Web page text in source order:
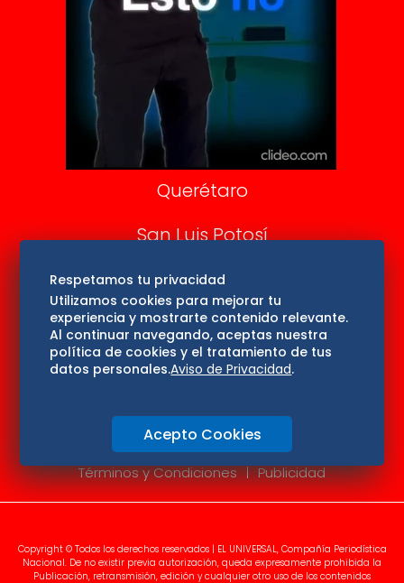
DeDinero
Confabulario
Aviso Oportuno
Consultas
Querétaro
San Luis Potosí
Edomex
Consultas
Hidalgo
Oaxaca
Aviso de privacidad
Directorio
Términos y Condiciones
Publicidad
Copyright © Todos los derechos reservados | EL UNIVERSAL, Compañía Periodística
Nacional. De no existir previa autorización, queda expresamente prohibida la
Publicación, retransmisión, edición y cualquier otro uso de los contenidos
Respetamos tu privacidad
Utilizamos cookies para mejorar tu
experiencia y mostrarte contenido relevante.
Al continuar navegando, aceptas nuestra
política de cookies y el tratamiento de tus
datos personales.Aviso de Privacidad.
Acepto Cookies